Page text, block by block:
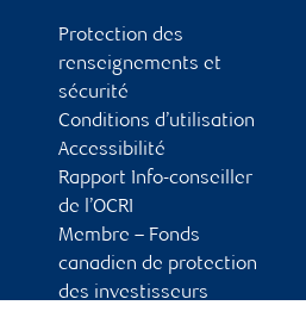
Protection des
renseignements et
sécurité
Conditions d’utilisation
Accessibilité
Rapport Info-conseiller
de l’OCRI
Membre – Fonds
canadien de protection
des investisseurs